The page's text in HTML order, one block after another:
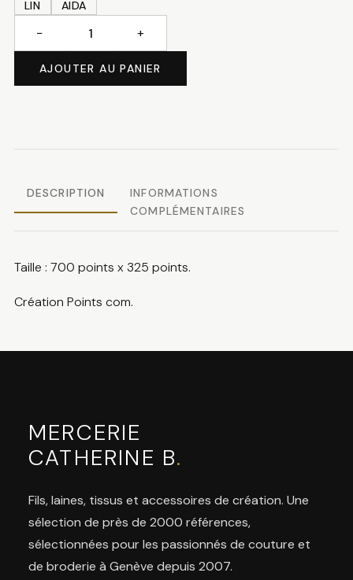
LIN
AIDA
Nulle
− +
AJOUTER AU PANIER
DESCRIPTION
INFORMATIONS
COMPLÉMENTAIRES
Taille : 700 points x 325 points.
Création Points com.
MERCERIE
CATHERINE B.
Fils, laines, tissus et accessoires de création. Une
sélection de près de 2000 références,
sélectionnées pour les passionnés de couture et
de broderie à Genève depuis 2007.